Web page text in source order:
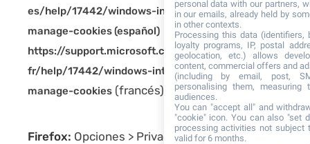
es/help/17442/windows-internet-explorer-delete-
manage-cookies (español)
https://support.microsoft.com/fr-
fr/help/17442/windows-internet-explorer-delete-
manage-cookies (francés)
Firefox: Opciones > Privacidad > Cookies:
personal data with our partners,
in our emails, already held by
in other contexts.
Processing this data (identifiers,
loyalty programs, IP, postal
geolocation, etc.) allows
content, commercial offers and
(including by email, post,
personalising them, measuring
audiences.
You can "accept all" and
"cookie" icon. You can also "set
processing activities not subject
valid for 6 months.